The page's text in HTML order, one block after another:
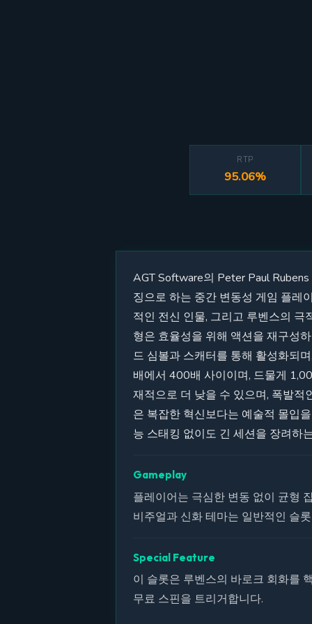
RTP
95.06%
AGT Software의 Peter Paul
징으로 하는 중간 변동성 게임 플레
적인 전신 인물, 그리고 루벤스의
형은 효율성을 위해 액션을 재구성
드 심볼과 스캐터를 통해 활성화되
배에서 400배 사이이며, 드물게
재적으로 더 낮을 수 있으며, 폭발
은 복잡한 혁신보다는 예술적 몰입
능 스태킹 없이도 긴 세션을 장려하
Gameplay
플레이어는 극심한 변동 없이 균형
비주얼과 신화 테마는 일반적인 슬
Special Feature
이 슬롯은 루벤스의 바로크 회화를
무료 스핀을 트리거합니다.